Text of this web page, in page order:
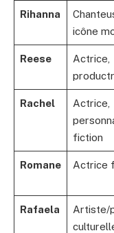
Rihanna
icône
Reese
Actrice,
Rachel
Actrice,
fiction
Romane Actrice
Rafaela
Artiste/